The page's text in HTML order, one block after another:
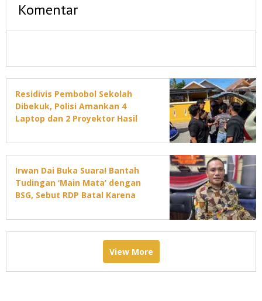
Komentar
Residivis Pembobol Sekolah
Dibekuk, Polisi Amankan 4
Laptop dan 2 Proyektor Hasil
Irwan Dai Buka Suara! Bantah
Tudingan ‘Main Mata’ dengan
BSG, Sebut RDP Batal Karena
View More